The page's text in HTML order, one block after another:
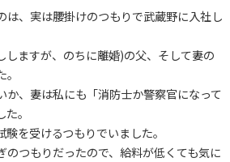
は、実は腰掛けのつもりで武蔵野に入社し
しますが、のちに離婚)の父、そして妻の
か、妻は私にも「消防士か警察官になって
。
を受けるつもりでいました。
のつもりだったので、給料が低くても気に